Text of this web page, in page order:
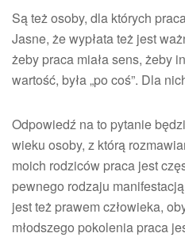
Są też osoby, dla których
Jasne, że wypłata też jest
żeby praca miała sens, żeby
wartość, była „po coś”. Dla
Odpowiedź na to pytanie
wieku osoby, z którą
moich rodziców praca jest
pewnego rodzaju
jest też prawem człowieka,
młodszego pokolenia praca